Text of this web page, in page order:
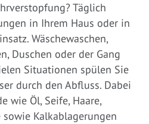
Täglich
in Ihrem Haus oder in
Wäschewaschen,
Duschen oder der Gang
Situationen spülen Sie
durch den Abfluss. Dabei
wie Öl, Seife, Haare,
Kalkablagerungen